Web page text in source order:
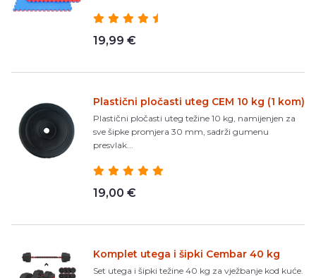
19,99 €
Plastični pločasti uteg CEM 10 kg (1 kom)
Plastični pločasti uteg težine 10 kg, namijenjen za
sve šipke promjera 30 mm, sadrži gumenu
presvlak...
19,00 €
Komplet utega i šipki Cembar 40 kg
Set utega i šipki težine 40 kg za vježbanje kod kuće.